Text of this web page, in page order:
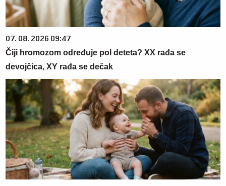
07. 08. 2026 09:47
Čiji hromozom određuje pol deteta? XX rađa se
devojčica, XY rađa se dečak